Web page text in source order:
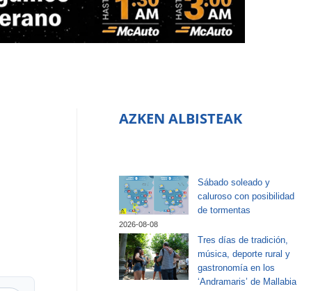
AZKEN ALBISTEAK
Sábado soleado y
caluroso con posibilidad
de tormentas
2026-08-08
Tres días de tradición,
música, deporte rural y
gastronomía en los
‘Andramaris’ de Mallabia